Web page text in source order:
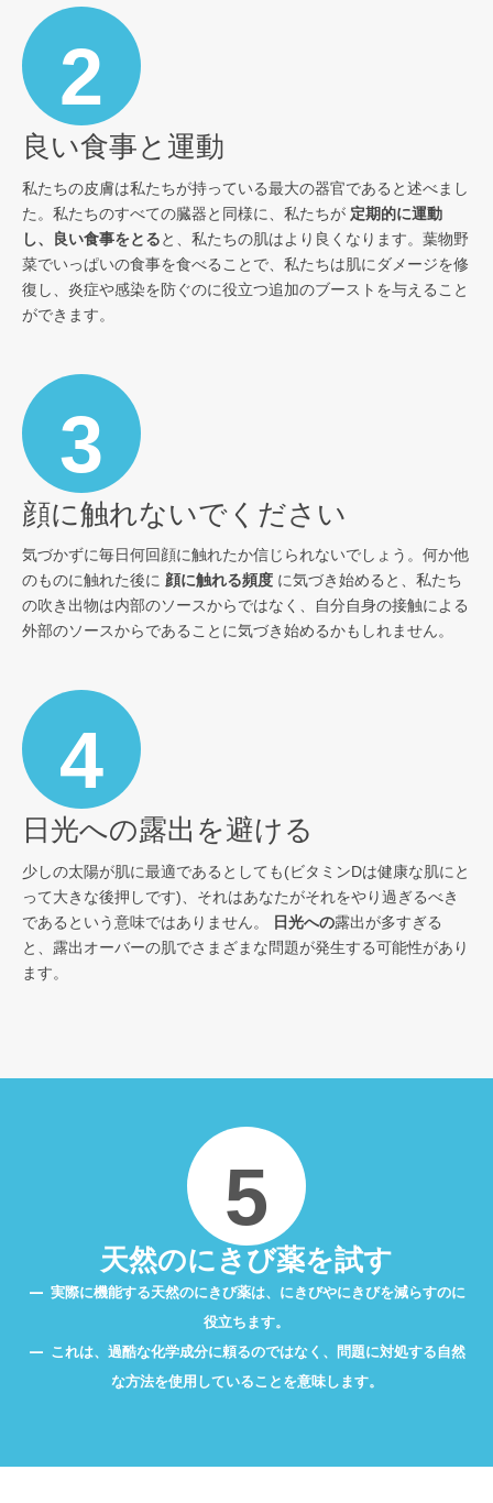
2
良い食事と運動
私たちの皮膚は私たちが持っている最大の器官であると述べまし
た。私たちのすべての臓器と同様に、私たちが 定期的に運動
し、良い食事をとると、私たちの肌はより良くなります。葉物野
菜でいっぱいの食事を食べることで、私たちは肌にダメージを修
復し、炎症や感染を防ぐのに役立つ追加のブーストを与えること
ができます。
3
顔に触れないでください
気づかずに毎日何回顔に触れたか信じられないでしょう。何か他
のものに触れた後に 顔に触れる頻度 に気づき始めると、私たち
の吹き出物は内部のソースからではなく、自分自身の接触による
外部のソースからであることに気づき始めるかもしれません。
4
日光への露出を避ける
少しの太陽が肌に最適であるとしても(ビタミンDは健康な肌にと
って大きな後押しです)、それはあなたがそれをやり過ぎるべき
であるという意味ではありません。
日光への露出が多すぎる
と、露出オーバーの肌でさまざまな問題が発生する可能性があり
ます。
5
天然のにきび薬を試す
実際に機能する天然のにきび薬は、にきびやにきびを減らすのに
役立ちます。
これは、過酷な化学成分に頼るのではなく、問題に対処する自然
な方法を使用していることを意味します。